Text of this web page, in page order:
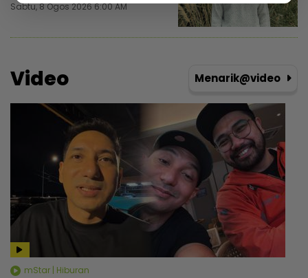
Sabtu, 8 Ogos 2026 6:00 AM
Video Menarik@video
mStar | Hiburan